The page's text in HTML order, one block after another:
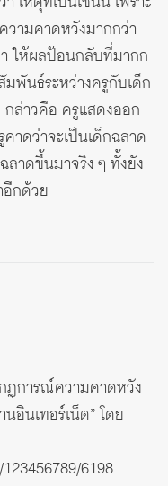
วามคาดหวังมากกว่า
ให้ผลป้อนกลับที่มากก
พันธ์ระหว่างครูกับเด็ก
ล่าวคือ ครูแสดงออก
าดว่าจะเป็นเด็กฉลาด
ลาดขึ้นมาจริง ๆ ทั้งยัง
อีกด้วย
ฏการณ์ความคาดหวัง
อินเทอร์เน็ต” โดย
6198